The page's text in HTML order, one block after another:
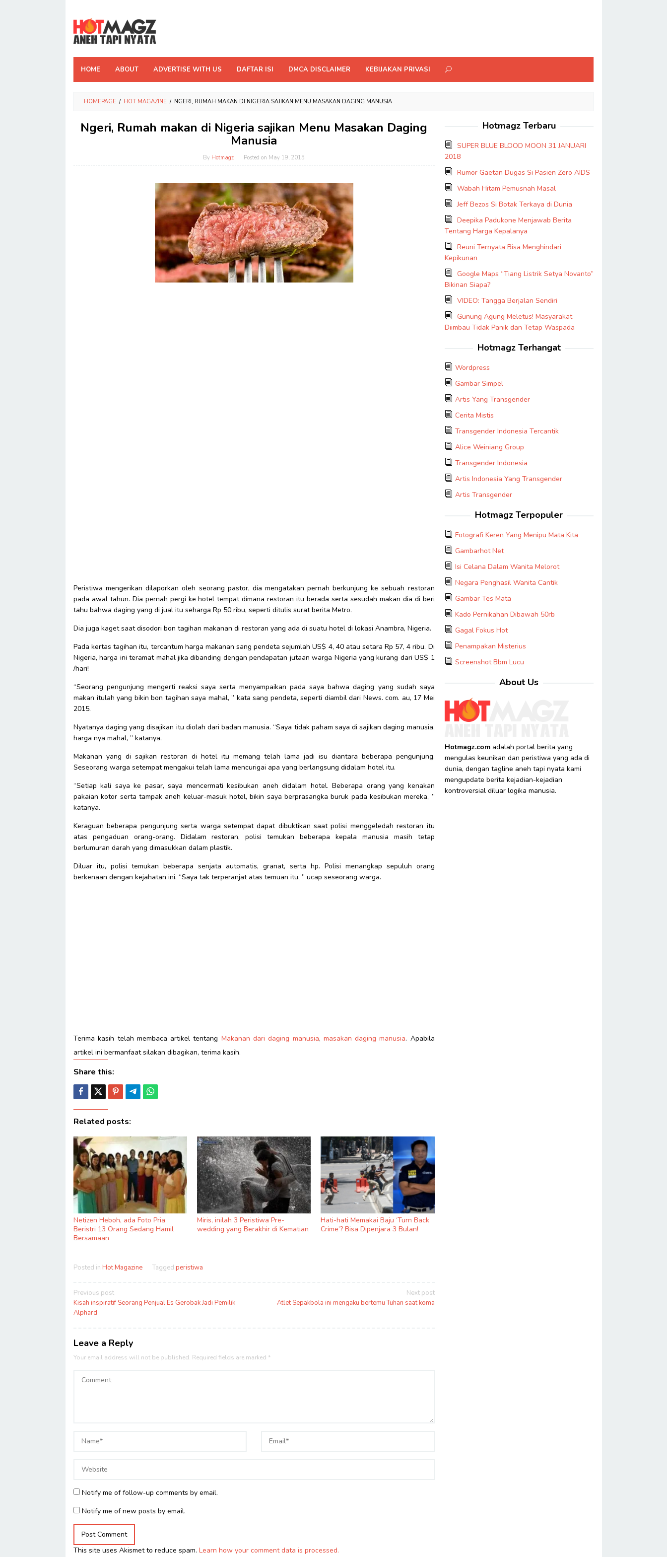
content
HOME ABOUT ADVERTISE WITH US DAFTAR ISI DMCA DISCLAIMER KEBIJAKAN PRIVASI
HOMEPAGE / HOT MAGAZINE / NGERI, RUMAH MAKAN DI NIGERIA SAJIKAN MENU MASAKAN DAGING MANUSIA
Ngeri, Rumah makan di Nigeria sajikan Menu Masakan Daging
Manusia
By Hotmagz Posted on May 19, 2015
Peristiwa mengerikan dilaporkan oleh seorang pastor, dia mengatakan pernah berkunjung ke sebuah restoran
pada awal tahun. Dia pernah pergi ke hotel tempat dimana restoran itu berada serta sesudah makan dia di beri
tahu bahwa daging yang di jual itu seharga Rp 50 ribu, seperti ditulis surat berita Metro.
Dia juga kaget saat disodori bon tagihan makanan di restoran yang ada di suatu hotel di lokasi Anambra, Nigeria.
Pada kertas tagihan itu, tercantum harga makanan sang pendeta sejumlah US$ 4, 40 atau setara Rp 57, 4 ribu. Di
Nigeria, harga ini teramat mahal jika dibanding dengan pendapatan jutaan warga Nigeria yang kurang dari US$ 1
/hari!
“Seorang pengunjung mengerti reaksi saya serta menyampaikan pada saya bahwa daging yang sudah saya
makan itulah yang bikin bon tagihan saya mahal, ” kata sang pendeta, seperti diambil dari News. com. au, 17 Mei
2015.
Nyatanya daging yang disajikan itu diolah dari badan manusia. “Saya tidak paham saya di sajikan daging manusia,
harga nya mahal, ” katanya.
Makanan yang di sajikan restoran di hotel itu memang telah lama jadi isu diantara beberapa pengunjung.
Seseorang warga setempat mengakui telah lama mencurigai apa yang berlangsung didalam hotel itu.
“Setiap kali saya ke pasar, saya mencermati kesibukan aneh didalam hotel. Beberapa orang yang kenakan
pakaian kotor serta tampak aneh keluar-masuk hotel, bikin saya berprasangka buruk pada kesibukan mereka, ”
katanya.
Keraguan beberapa pengunjung serta warga setempat dapat dibuktikan saat polisi menggeledah restoran itu
atas pengaduan orang-orang. Didalam restoran, polisi temukan beberapa kepala manusia masih tetap
berlumuran darah yang dimasukkan dalam plastik.
Diluar itu, polisi temukan beberapa senjata automatis, granat, serta hp. Polisi menangkap sepuluh orang
berkenaan dengan kejahatan ini. “Saya tak terperanjat atas temuan itu, ” ucap seseorang warga.
Terima kasih telah membaca artikel tentang Makanan dari daging manusia, masakan daging manusia. Apabila
artikel ini bermanfaat silakan dibagikan, terima kasih.
Share this:
Related posts:
Netizen Heboh, ada Foto Pria
Beristri 13 Orang Sedang Hamil
Bersamaan
Miris, inilah 3 Peristiwa Pre-
wedding yang Berakhir di Kematian
Hati-hati Memakai Baju ‘Turn Back
Crime’? Bisa Dipenjara 3 Bulan!
Posted in Hot Magazine Tagged peristiwa
Post
navigation
Previous post
Kisah inspiratif Seorang Penjual Es Gerobak Jadi Pemilik
Alphard
Next post
Atlet Sepakbola ini mengaku bertemu Tuhan saat koma
Leave a Reply
Your email address will not be published. Required fields are marked *
Notify me of follow-up comments by email.
Notify me of new posts by email.
This site uses Akismet to reduce spam. Learn how your comment data is processed.
Hotmagz Terbaru
SUPER BLUE BLOOD MOON 31 JANUARI
2018
Rumor Gaetan Dugas Si Pasien Zero AIDS
Wabah Hitam Pemusnah Masal
Jeff Bezos Si Botak Terkaya di Dunia
Deepika Padukone Menjawab Berita
Tentang Harga Kepalanya
Reuni Ternyata Bisa Menghindari
Kepikunan
Google Maps “Tiang Listrik Setya Novanto”
Bikinan Siapa?
VIDEO: Tangga Berjalan Sendiri
Gunung Agung Meletus! Masyarakat
Diimbau Tidak Panik dan Tetap Waspada
Hotmagz Terhangat
Wordpress
Gambar Simpel
Artis Yang Transgender
Cerita Mistis
Transgender Indonesia Tercantik
Alice Weiniang Group
Transgender Indonesia
Artis Indonesia Yang Transgender
Artis Transgender
Hotmagz Terpopuler
Fotografi Keren Yang Menipu Mata Kita
Gambarhot Net
Isi Celana Dalam Wanita Melorot
Negara Penghasil Wanita Cantik
Gambar Tes Mata
Kado Pernikahan Dibawah 50rb
Gagal Fokus Hot
Penampakan Misterius
Screenshot Bbm Lucu
About Us
Hotmagz.comadalah portal berita yang
mengulas keunikan dan peristiwa yang ada di
dunia, dengan tagline aneh tapi nyata kami
mengupdate berita kejadian-kejadian
kontroversial diluar logika manusia.